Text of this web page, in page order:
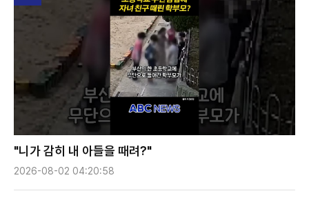
"니가 감히 내 아들을 때려?"
2026-08-02 04:20:58